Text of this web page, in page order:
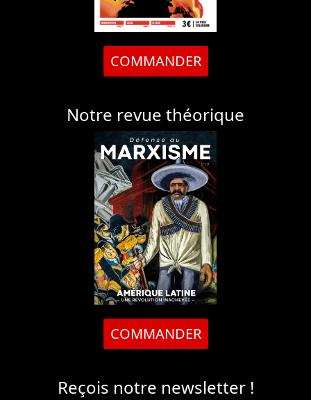
COMMANDER
Notre revue théorique
COMMANDER
Reçois notre newsletter !